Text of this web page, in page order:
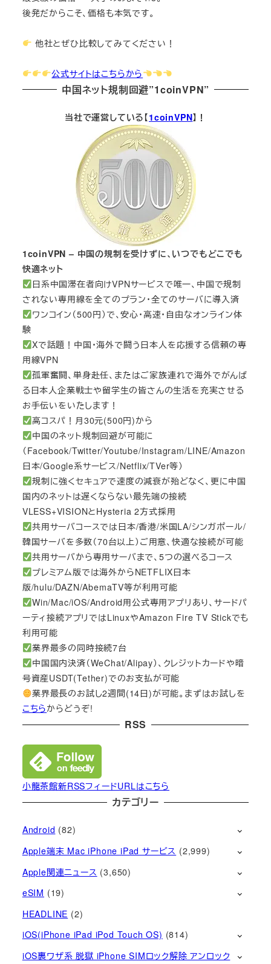
後発だからこそ、価格も本気です。
他社とぜひ比較してみてください！
公式サイトはこちらから
中国ネット規制回避”1coinVPN”
当社で運営している【1coinVPN】！
1coinVPN – 中国の規制を受けずに、いつでもどこでも
快適ネット
日系中国滞在者向けVPNサービスで唯一、中国で規制
されない専用線を全てのプラン・全てのサーバに導入済
ワンコイン（500円）で、安心・高速・自由なオンライン体
験
Xで話題！中国・海外で闘う日本人を応援する信頼の専
用線VPN
孤軍奮闘、単身赴任、またはご家族連れで海外でがんば
る日本人企業戦士や留学生の皆さんの生活を充実させる
お手伝いをいたします！
高コスパ！月30元(500円)から
中国のネット規制回避が可能に
（Facebook/Twitter/Youtube/Instagram/LINE/Amazon
日本/Google系サービス/Netflix/TVer等）
規制に強くセキュアで速度の減衰が殆どなく、更に中国
国内のネットは遅くならない最先端の接続
VLESS+VISIONとHysteria 2方式採用
共用サーバコースでは日本/香港/米国LA/シンガポール/
韓国サーバを多数（70台以上）ご用意、快適な接続が可能
共用サーバから専用サーバまで、5つの選べるコース
プレミアム版では海外からNETFLIX日本
版/hulu/DAZN/AbemaTV等が利用可能
Win/Mac/iOS/Android用公式専用アプリあり、サードパ
ーティ接続アプリではLinuxやAmazon Fire TV Stickでも
利用可能
業界最多の同時接続7台
中国国内決済（WeChat/Alipay）、クレジットカードや暗
号資産USDT(Tether)でのお支払が可能
業界最長のお試し2週間(14日)が可能。まずはお試しを
こちらからどうぞ!
RSS
小龍茶館新RSSフィードURLはこちら
カテゴリー
Android (82)
Apple端末 Mac iPhone iPad サービス (2,999)
Apple関連ニュース (3,650)
eSIM (19)
HEADLINE (2)
iOS(iPhone iPad iPod Touch OS) (814)
iOS裏ワザ系 脱獄 iPhone SIMロック解除 アンロック